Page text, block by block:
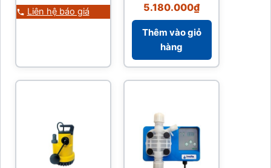
Mount Sand Filter
Liên hệ báo giá
4,8m3/h có phao
và cáp 10m
5.180.000₫
Thêm vào giỏ
hàng